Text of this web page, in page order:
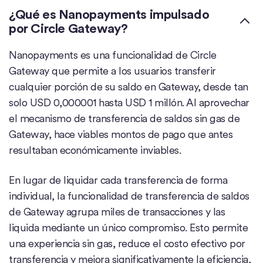
¿Qué es Nanopayments impulsado
por Circle Gateway?
Nanopayments es una funcionalidad de Circle
Gateway que permite a los usuarios transferir
cualquier porción de su saldo en Gateway, desde tan
solo USD 0,000001 hasta USD 1 millón. Al aprovechar
el mecanismo de transferencia de saldos sin gas de
Gateway, hace viables montos de pago que antes
resultaban económicamente inviables.
En lugar de liquidar cada transferencia de forma
individual, la funcionalidad de transferencia de saldos
de Gateway agrupa miles de transacciones y las
liquida mediante un único compromiso. Esto permite
una experiencia sin gas, reduce el costo efectivo por
transferencia y mejora significativamente la eficiencia,